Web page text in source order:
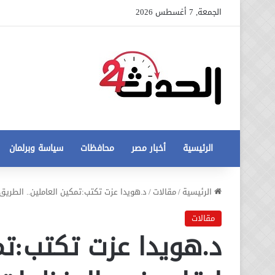
الجمعة, 7 أغسطس 2026
الرئيسية أخبار مصر محافظات سياسة وبرلمان
الرئيسية/مقالات/د.هويدا عزت تكتب:تمكين العاملين..
مقالات
د.هويدا عزت
عاجل
أزمة
مخالفات
12 أغسطس، 2020
عاجل تطورات جديدة في